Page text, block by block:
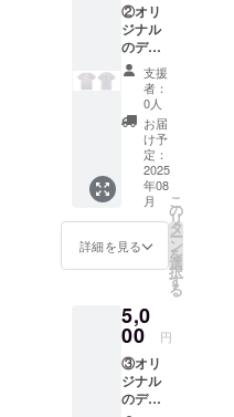
②オリ
ジナル
のデザ
インT
シャツ
です。
支援
者：
0人
お届
け予
定：
2025
年08
月
詳細を見る
こ
の
リ
タ
ー
ン
を
選
択
す
る
5,0
00 円
③オリ
ジナル
のデザ